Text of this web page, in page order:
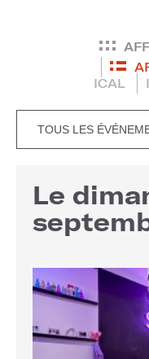
ICAL
Le